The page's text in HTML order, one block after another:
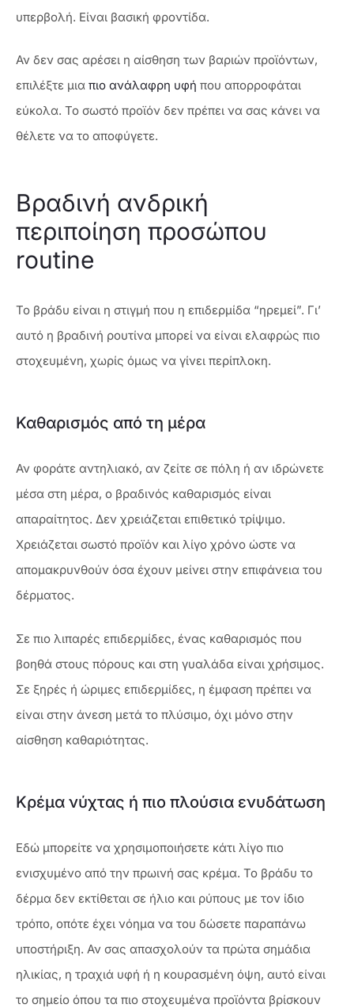
υπερβολή. Είναι βασική φροντίδα.
Αν δεν σας αρέσει η αίσθηση των βαριών προϊόντων,
επιλέξτε μια πιο ανάλαφρη υφή που απορροφάται
εύκολα. Το σωστό προϊόν δεν πρέπει να σας κάνει να
θέλετε να το αποφύγετε.
Βραδινή ανδρική
περιποίηση προσώπου
routine
Το βράδυ είναι η στιγμή που η επιδερμίδα “ηρεμεί”. Γι’
αυτό η βραδινή ρουτίνα μπορεί να είναι ελαφρώς πιο
στοχευμένη, χωρίς όμως να γίνει περίπλοκη.
Καθαρισμός από τη μέρα
Αν φοράτε αντηλιακό, αν ζείτε σε πόλη ή αν ιδρώνετε
μέσα στη μέρα, ο βραδινός καθαρισμός είναι
απαραίτητος. Δεν χρειάζεται επιθετικό τρίψιμο.
Χρειάζεται σωστό προϊόν και λίγο χρόνο ώστε να
απομακρυνθούν όσα έχουν μείνει στην επιφάνεια του
δέρματος.
Σε πιο λιπαρές επιδερμίδες, ένας καθαρισμός που
βοηθά στους πόρους και στη γυαλάδα είναι χρήσιμος.
Σε ξηρές ή ώριμες επιδερμίδες, η έμφαση πρέπει να
είναι στην άνεση μετά το πλύσιμο, όχι μόνο στην
αίσθηση καθαριότητας.
Κρέμα νύχτας ή πιο πλούσια ενυδάτωση
Εδώ μπορείτε να χρησιμοποιήσετε κάτι λίγο πιο
ενισχυμένο από την πρωινή σας κρέμα. Το βράδυ το
δέρμα δεν εκτίθεται σε ήλιο και ρύπους με τον ίδιο
τρόπο, οπότε έχει νόημα να του δώσετε παραπάνω
υποστήριξη. Αν σας απασχολούν τα πρώτα σημάδια
ηλικίας, η τραχιά υφή ή η κουρασμένη όψη, αυτό είναι
το σημείο όπου τα πιο στοχευμένα προϊόντα βρίσκουν